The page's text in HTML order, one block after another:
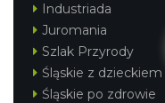
Industriada
Juromania
Szlak Przyrody
Śląskie z dzieckiem
Śląskie po zdrowie